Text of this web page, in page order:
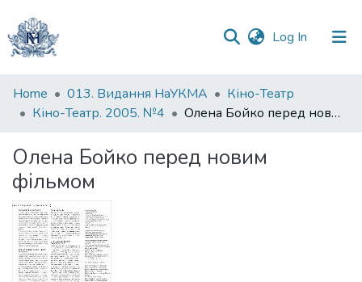
Log In (current)
Communities
&
All of DSpace
Statistics
Home 013. Видання НаУКМА
Кіно-Театр
Кіно-Театр. 2005. №4
Олена Бойко перед новим фільмом
Олена Бойко перед новим
фільмом